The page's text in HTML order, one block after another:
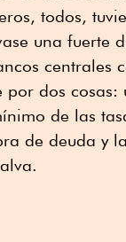
todos,
una fuerte
centrales
por dos cosas:
de las
de deuda y